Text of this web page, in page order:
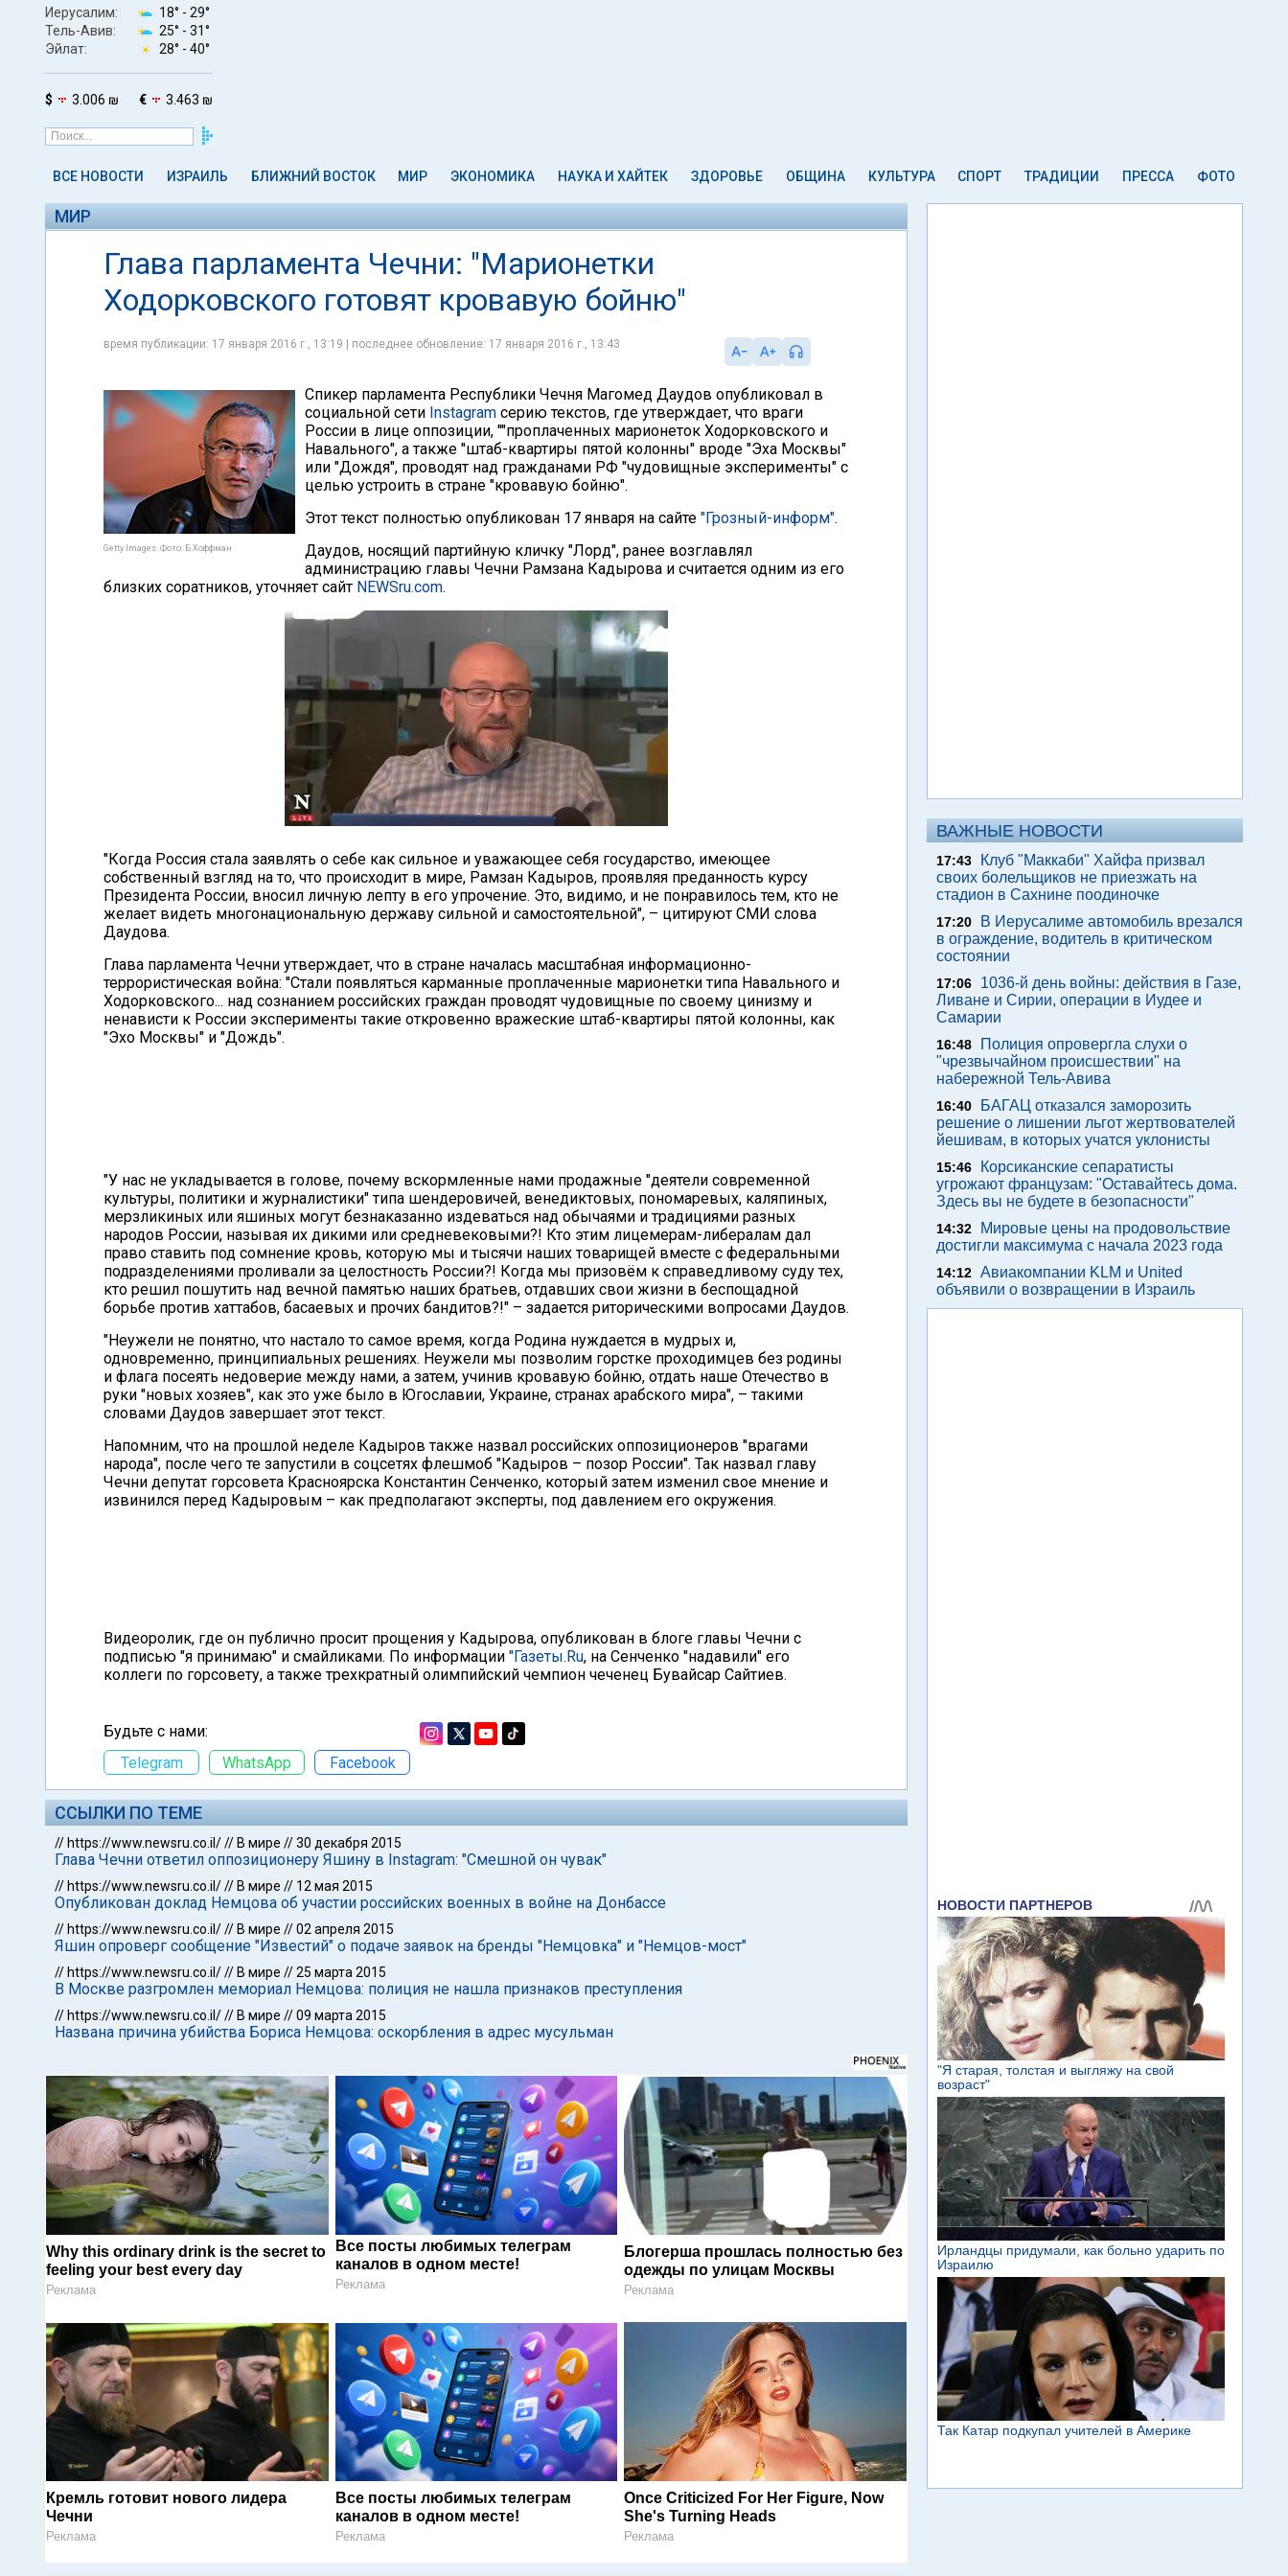
Иерусалим: 18° - 29°
Тель-Авив:
25° - 31°
Эйлат:
28° - 40°
$ 3.006 ₪ € 3.463 ₪
ВСЕ НОВОСТИ ИЗРАИЛЬ БЛИЖНИЙ ВОСТОК МИР ЭКОНОМИКА НАУКА И ХАЙТЕК ЗДОРОВЬЕ ОБЩИНА КУЛЬТУРА СПОРТ ТРАДИЦИИ ПРЕССА ФОТО
МИР
Глава парламента Чечни: "Марионетки
Ходорковского готовят кровавую бойню"
время публикации: 17 января 2016 г., 13:19 | последнее обновление: 17 января 2016 г., 13:43
Getty Images. Фото: Б.Хоффман
Спикер парламента Республики Чечня Магомед Даудов опубликовал в
социальной сети Instagram серию текстов, где утверждает, что враги
России в лице оппозиции, ""проплаченных марионеток Ходорковского и
Навального", а также "штаб-квартиры пятой колонны" вроде "Эха Москвы"
или "Дождя", проводят над гражданами РФ "чудовищные эксперименты" с
целью устроить в стране "кровавую бойню".
Этот текст полностью опубликован 17 января на сайте "Грозный-информ".
Даудов, носящий партийную кличку "Лорд", ранее возглавлял
администрацию главы Чечни Рамзана Кадырова и считается одним из его
близких соратников, уточняет сайт NEWSru.com.
"Когда Россия стала заявлять о себе как сильное и уважающее себя государство, имеющее
собственный взгляд на то, что происходит в мире, Рамзан Кадыров, проявляя преданность курсу
Президента России, вносил личную лепту в его упрочение. Это, видимо, и не понравилось тем, кто не
желает видеть многонациональную державу сильной и самостоятельной", – цитируют СМИ слова
Даудова.
Глава парламента Чечни утверждает, что в стране началась масштабная информационно-
террористическая война: "Стали появляться карманные проплаченные марионетки типа Навального и
Ходорковского... над сознанием российских граждан проводят чудовищные по своему цинизму и
ненависти к России эксперименты такие откровенно вражеские штаб-квартиры пятой колонны, как
"Эхо Москвы" и "Дождь".
"У нас не укладывается в голове, почему вскормленные нами продажные "деятели современной
культуры, политики и журналистики" типа шендеровичей, венедиктовых, пономаревых, каляпиных,
мерзликиных или яшиных могут безнаказанно издеваться над обычаями и традициями разных
народов России, называя их дикими или средневековыми?! Кто этим лицемерам-либералам дал
право ставить под сомнение кровь, которую мы и тысячи наших товарищей вместе с федеральными
подразделениями проливали за целостность России?! Когда мы призовём к справедливому суду тех,
кто решил пошутить над вечной памятью наших братьев, отдавших свои жизни в беспощадной
борьбе против хаттабов, басаевых и прочих бандитов?!" – задается риторическими вопросами Даудов.
"Неужели не понятно, что настало то самое время, когда Родина нуждается в мудрых и,
одновременно, принципиальных решениях. Неужели мы позволим горстке проходимцев без родины
и флага посеять недоверие между нами, а затем, учинив кровавую бойню, отдать наше Отечество в
руки "новых хозяев", как это уже было в Югославии, Украине, странах арабского мира", – такими
словами Даудов завершает этот текст.
Напомним, что на прошлой неделе Кадыров также назвал российских оппозиционеров "врагами
народа", после чего те запустили в соцсетях флешмоб "Кадыров – позор России". Так назвал главу
Чечни депутат горсовета Красноярска Константин Сенченко, который затем изменил свое мнение и
извинился перед Кадыровым – как предполагают эксперты, под давлением его окружения.
Видеоролик, где он публично просит прощения у Кадырова, опубликован в блоге главы Чечни с
подписью "я принимаю" и смайликами. По информации "Газеты.Ru, на Сенченко "надавили" его
коллеги по горсовету, а также трехкратный олимпийский чемпион чеченец Бувайсар Сайтиев.
Будьте с нами:
Telegram
WhatsApp Facebook
ССЫЛКИ ПО ТЕМЕ
// https://www.newsru.co.il/// В мире //30 декабря 2015
Глава Чечни ответил оппозиционеру Яшину в Instagram: "Смешной он чувак"
// https://www.newsru.co.il/// В мире // 12 мая 2015
Опубликован доклад Немцова об участии российских военных в войне на Донбассе
// https://www.newsru.co.il/// В мире //02 апреля 2015
Яшин опроверг сообщение "Известий" о подаче заявок на бренды "Немцовка" и "Немцов-мост"
// https://www.newsru.co.il/// В мире //25 марта 2015
В Москве разгромлен мемориал Немцова: полиция не нашла признаков преступления
// https://www.newsru.co.il/// В мире //09 марта 2015
Названа причина убийства Бориса Немцова: оскорбления в адрес мусульман
Why this ordinary drink is the secret to
feeling your best every day
Реклама
Все посты любимых телеграм
каналов в одном месте!
Реклама
Блогерша прошлась полностью без
одежды по улицам Москвы
Реклама
Кремль готовит нового лидера
Чечни
Реклама
Все посты любимых телеграм
каналов в одном месте!
Реклама
Once Criticized For Her Figure, Now
She's Turning Heads
Реклама
ВАЖНЫЕ НОВОСТИ
17:43
Клуб "Маккаби" Хайфа призвал
своих болельщиков не приезжать на
стадион в Сахнине поодиночке
17:20
В Иерусалиме автомобиль врезался
в ограждение, водитель в критическом
состоянии
17:06
1036-й день войны: действия в Газе,
Ливане и Сирии, операции в Иудее и
Самарии
16:48
Полиция опровергла слухи о
"чрезвычайном происшествии" на
набережной Тель-Авива
16:40
БАГАЦ отказался заморозить
решение о лишении льгот жертвователей
йешивам, в которых учатся уклонисты
15:46
Корсиканские сепаратисты
угрожают французам: "Оставайтесь дома.
Здесь вы не будете в безопасности"
14:32
Мировые цены на продовольствие
достигли максимума с начала 2023 года
14:12 Авиакомпании KLM и United
объявили о возвращении в Израиль